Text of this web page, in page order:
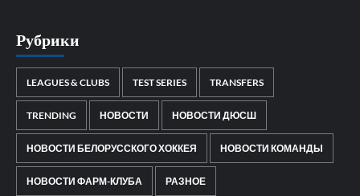
Рубрики
LEAGUES & CLUBS TEST SERIES TRANSFERS
TRENDING НОВОСТИ НОВОСТИ ДЮСШ
НОВОСТИ БЕЛОРУССКОГО ХОККЕЯ НОВОСТИ КОМАНДЫ
НОВОСТИ ФАРМ-КЛУБА РАЗНОЕ